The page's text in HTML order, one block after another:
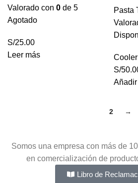
Valorado con 0 de 5
Agotado
S/25.00
Leer más
Pasta
S/
2 →
Somos una empresa con más de
en comercialización de
Libro de